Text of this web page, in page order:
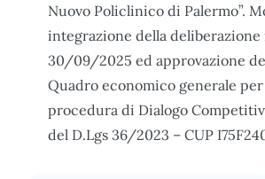
Nuovo Policlinico di Palermo”.
integrazione della deliberazione
30/09/2025 ed approvazione
Quadro economico generale per
procedura di Dialogo
del D.Lgs 36/2023 – CUP